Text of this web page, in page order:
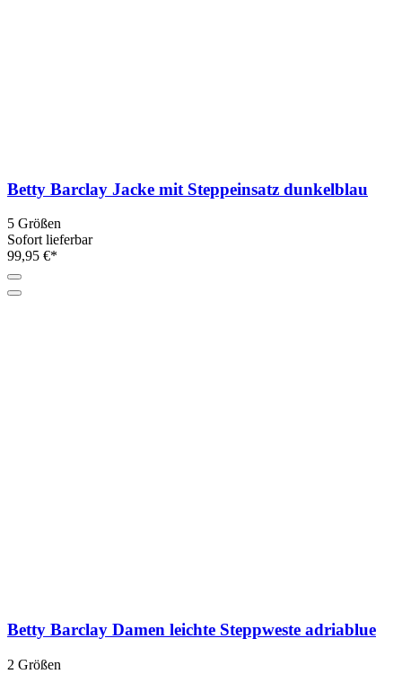
Betty Barclay Jacke mit Steppeinsatz dunkelblau
5 Größen
Sofort lieferbar
99,95 €*
Betty Barclay Damen leichte Steppweste adriablue
2 Größen